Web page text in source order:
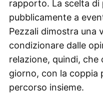
rapporto. La scelta di
pubblicamente a
Pezzali dimostra una
condizionare dalle
relazione, quindi,
giorno, con la coppia
percorso insieme.